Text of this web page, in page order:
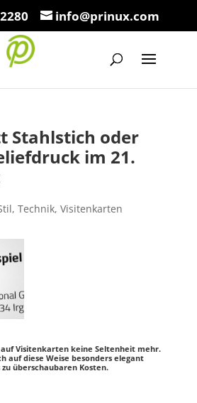
info@prinux.com
Stahlstich oder
im 21.
,Technik,Visitenkarten
auf Visitenkarten keine Seltenheit mehr.
auf diese Weise besonders elegant
überschaubaren Kosten.